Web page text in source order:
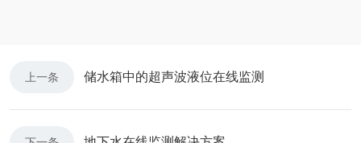
上一条 储水箱中的超声波液位在线监测